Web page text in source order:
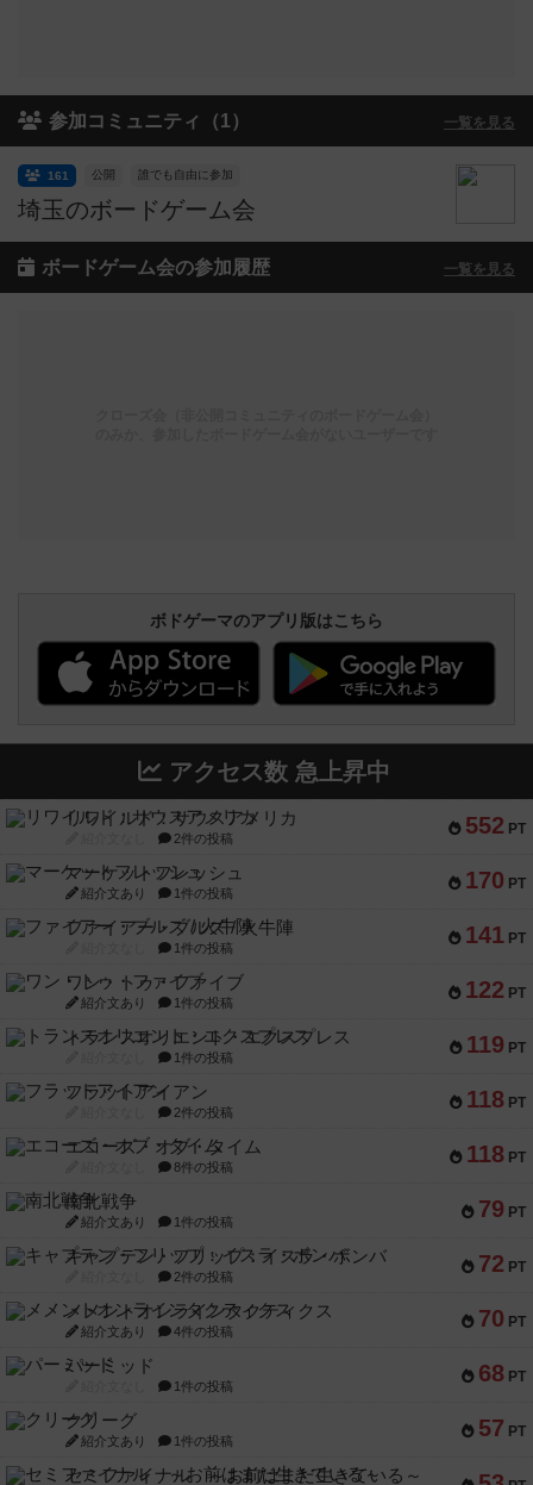
参加コミュニティ（1） 一覧を見る
埼玉のボードゲーム会
公開 誰でも自由に参加
161
ボードゲーム会の参加履歴 一覧を見る
ボドゲーマのアプリ版はこちら
アクセス数 急上昇中
552 PT
リワイルド：サウスアメリカ
2件の投稿
170 PT
マーケットフレッシュ
紹介文あり 1件の投稿
141 PT
ファイアー・ブルズ / 火牛陣
1件の投稿
122 PT
ワン・トゥ・ファイブ
紹介文あり 1件の投稿
119 PT
トランスオリエント・エクスプレス
1件の投稿
118 PT
フラットアイアン
2件の投稿
118 PT
エコーズ・オブ・タイム
8件の投稿
79 PT
南北戦争
紹介文あり 1件の投稿
72 PT
キャプテン・フリップ：イスラ・ボンバ
2件の投稿
70 PT
メメントオンラインタクティクス
紹介文あり 4件の投稿
68 PT
パーミッド
1件の投稿
57 PT
クリーグ
紹介文あり 1件の投稿
セミファイナル ～お前はまだ生きている～